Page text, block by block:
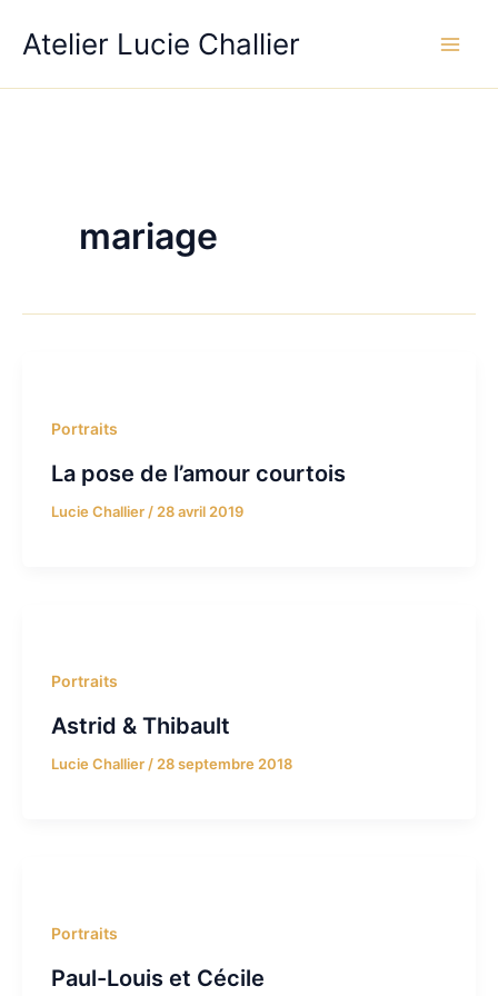
Atelier Lucie Challier
mariage
Portraits
La pose de l’amour courtois
Lucie Challier / 28 avril 2019
Portraits
Astrid & Thibault
Lucie Challier/28 septembre 2018
Portraits
Paul-Louis et Cécile